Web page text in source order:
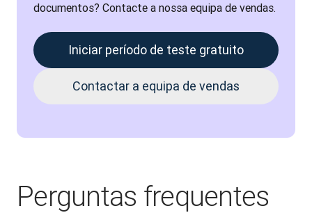
documentos? Contacte a nossa equipa de vendas.
Iniciar período de teste gratuito
Contactar a equipa de vendas
Perguntas frequentes